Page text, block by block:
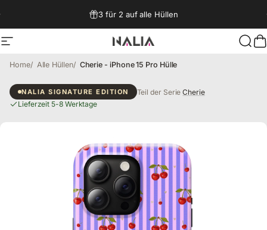
3 für 2 auf alle Hüllen
Seitennavigation NALIA Berlin
Home Alle Hüllen Cherie - iPhone 15 Pro Hülle
Cherie - iPhone 15 Pro Hülle
NALIA SIGNATURE EDITION Teil der SerieCherie
Lieferzeit 5-8 Werktage